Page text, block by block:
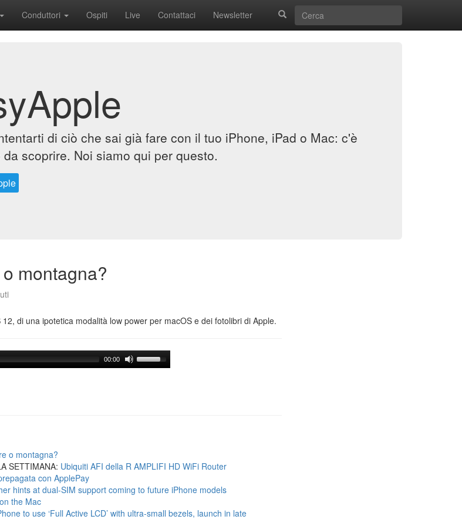
Conduttori Ospiti Live Contattaci Newsletter
di ciò che sai già fare con il tuo iPhone, iPad o Mac: c'è
scoprire. Noi siamo qui per questo.
montagna?
di una ipotetica modalità low power per macOS e dei fotolibri di Apple.
00:00
o montagna?
SETTIMANA: Ubiquiti AFI della R AMPLIFI HD WiFi Router
con ApplePay
hints at dual-SIM support coming to future iPhone models
the Mac
to use ‘Full Active LCD’ with ultra-small bezels, launch in late